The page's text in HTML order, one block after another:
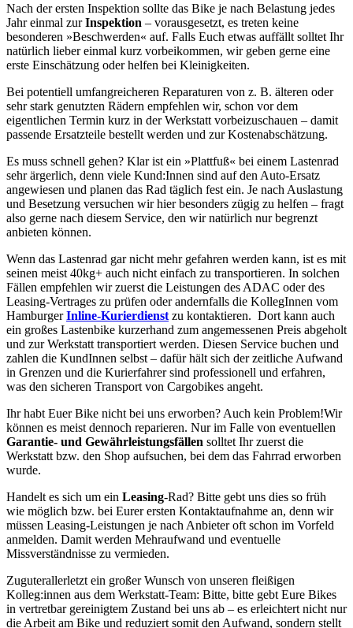
Nach der ersten Inspektion sollte das Bike je nach Belastung jedes
Jahr einmal zurInspektion – vorausgesetzt, es treten keine
besonderen »Beschwerden« auf. Falls Euch etwas auffällt solltet Ihr
natürlich lieber einmal kurz vorbeikommen, wir geben gerne eine
erste Einschätzung oder helfen bei Kleinigkeiten.
Bei potentiell umfangreicheren Reparaturen von z. B. älteren oder
sehr stark genutzten Rädern empfehlen wir, schon vor dem
eigentlichen Termin kurz in der Werkstatt vorbeizuschauen – damit
passende Ersatzteile bestellt werden und zur Kostenabschätzung.
Es muss schnell gehen? Klar ist ein »Plattfuß« bei einem Lastenrad
sehr ärgerlich, denn viele Kund:Innen sind auf den Auto-Ersatz
angewiesen und planen das Rad täglich fest ein. Je nach Auslastung
und Besetzung versuchen wir hier besonders zügig zu helfen – fragt
also gerne nach diesem Service, den wir natürlich nur begrenzt
anbieten können.
Wenn das Lastenrad gar nicht mehr gefahren werden kann, ist es mit
seinen meist 40kg+ auch nicht einfach zu transportieren. In solchen
Fällen empfehlen wir zuerst die Leistungen des ADAC oder des
Leasing-Vertrages zu prüfen oder andernfalls die KollegInnen vom
HamburgerInline-Kurierdienst zu kontaktieren. Dort kann auch
ein großes Lastenbike kurzerhand zum angemessenen Preis abgeholt
und zur Werkstatt transportiert werden. Diesen Service buchen und
zahlen die KundInnen selbst – dafür hält sich der zeitliche Aufwand
in Grenzen und die Kurierfahrer sind professionell und erfahren,
was den sicheren Transport von Cargobikes angeht.
Ihr habt Euer Bike nicht bei uns erworben? Auch kein Problem!Wir
können es meist dennoch reparieren. Nur im Falle von eventuellen
Garantie- und Gewährleistungsfällen solltet Ihr zuerst die
Werkstatt bzw. den Shop aufsuchen, bei dem das Fahrrad erworben
wurde.
Handelt es sich um ein Leasing-Rad? Bitte gebt uns dies so früh
wie möglich bzw. bei Eurer ersten Kontaktaufnahme an, denn wir
müssen Leasing-Leistungen je nach Anbieter oft schon im Vorfeld
anmelden. Damit werden Mehraufwand und eventuelle
Missverständnisse zu vermieden.
Zuguterallerletzt ein großer Wunsch von unseren fleißigen
Kolleg:innen aus dem Werkstatt-Team: Bitte, bitte gebt Eure Bikes
in vertretbar gereinigtem Zustand bei uns ab – es erleichtert nicht nur
die Arbeit am Bike und reduziert somit den Aufwand, sondern stellt